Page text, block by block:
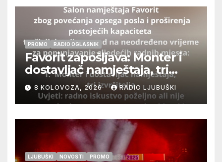
PROMO RADIO OGLASNIK
Favorit zapošljava: Monter i
dostavljač namještaja, tri
izvršitelja
8 KOLOVOZA, 2026 RADIO LJUBUŠKI
LJUBUŠKI NOVOSTI PROMO